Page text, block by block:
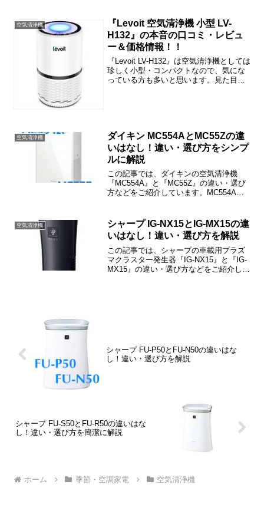
ニットの有無」「電源プラグの形状」の3
つです。
空気清浄機
『Levoit 空気清浄機 小型 LV-
H132』の本音の口コミ・レビュ
ー＆価格情報！！
『Levoit LV-H132』は空気清浄機としては
珍しく小型・コンパクトなので、気にな
っている方も多いと思います。見た目や
空気清浄機
ダイキン MC554AとMC55Zの違
いはなし！違い・選び方をシンプ
ルに解説
この記事では、ダイキンの空気清浄機
『MC554A』と『MC55Z』の違い・選び
方などをご紹介しています。MC554Aと
空気清浄機
シャープ IG-NX15とIG-MX15の違
いはなし！違い・選び方を解説
この記事では、シャープの車載用プラズ
マクラスター発生器『IG-NX15』と『IG-
MX15』の違い・選び方などをご紹介して
シャープ FU-P50とFU-N50の違いはな
し！違い・選び方を解説
シャープ FU-S50とFU-R50の違いはな
し！違い・選び方を簡潔に解説
ホーム 季節・空調家電 空気清浄機